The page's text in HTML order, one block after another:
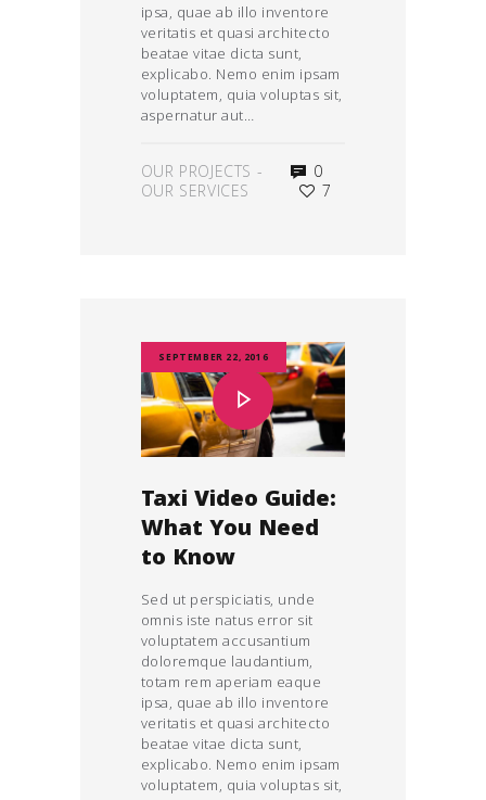
ipsa, quae ab illo inventore
veritatis et quasi architecto
beatae vitae dicta sunt,
explicabo. Nemo enim ipsam
voluptatem, quia voluptas sit,
aspernatur aut…
OUR PROJECTS -
OUR SERVICES
0
7
SEPTEMBER 22, 2016
Taxi Video Guide:
What You Need
to Know
Sed ut perspiciatis, unde
omnis iste natus error sit
voluptatem accusantium
doloremque laudantium,
totam rem aperiam eaque
ipsa, quae ab illo inventore
veritatis et quasi architecto
beatae vitae dicta sunt,
explicabo. Nemo enim ipsam
voluptatem, quia voluptas sit,